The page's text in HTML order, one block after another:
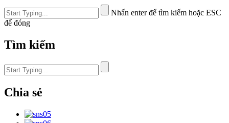
Nhấn enter để tìm kiếm hoặc ESC
để đóng
Tìm kiếm
Chia sẻ